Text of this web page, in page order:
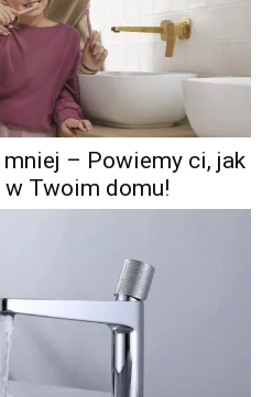
– Powiemy ci, jak
Twoim domu!